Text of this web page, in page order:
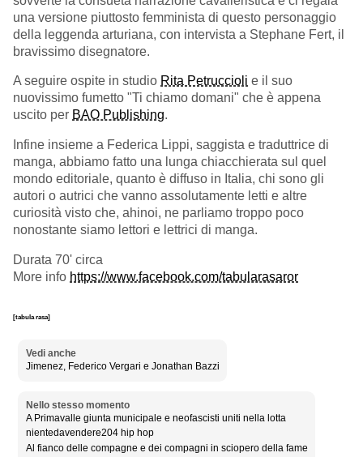
una versione piuttosto femminista di questo personaggio
della leggenda arturiana, con intervista a Stephane Fert, il
bravissimo disegnatore.
A seguire ospite in studio Rita Petruccioli e il suo
nuovissimo fumetto "Ti chiamo domani" che è appena
uscito per BAO Publishing.
Infine insieme a Federica Lippi, saggista e traduttrice di
manga, abbiamo fatto una lunga chiacchierata sul quel
mondo editoriale, quanto è diffuso in Italia, chi sono gli
autori o autrici che vanno assolutamente letti e altre
curiosità visto che, ahinoi, ne parliamo troppo poco
nonostante siamo lettori e lettrici di manga.
Durata 70' circa
More info https://www.facebook.com/tabularasaror
[tabula rasa]
Vedi anche
Jimenez, Federico Vergari e Jonathan Bazzi
Nello stesso momento
A Primavalle giunta municipale e neofascisti uniti nella lotta
nientedavendere204 hip hop
Al fianco delle compagne e dei compagni in sciopero della fame